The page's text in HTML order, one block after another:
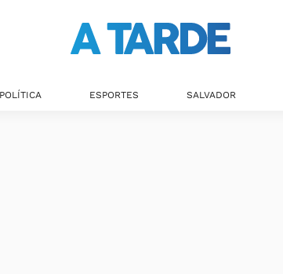
POLÍTICA ESPORTES SALVADOR